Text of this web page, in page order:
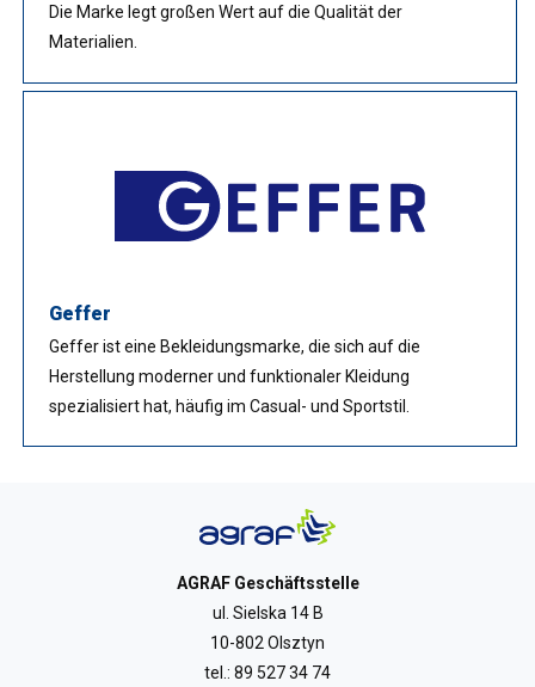
Die Marke legt großen Wert auf die Qualität der
Materialien.
Geffer
Geffer ist eine Bekleidungsmarke, die sich auf die
Herstellung moderner und funktionaler Kleidung
spezialisiert hat, häufig im Casual- und Sportstil.
AGRAF Geschäftsstelle
ul. Sielska 14 B
10-802 Olsztyn
tel.: 89 527 34 74